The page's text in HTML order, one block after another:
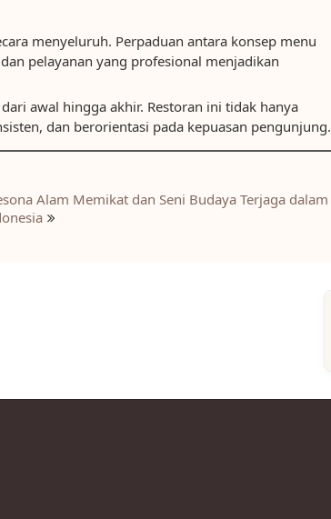
menyeluruh. Perpaduan antara konsep menu
pelayanan yang profesional menjadikan
awal hingga akhir. Restoran ini tidak hanya
dan berorientasi pada kepuasan pengunjung.
Alam Memikat dan Seni Budaya Terjaga dalam